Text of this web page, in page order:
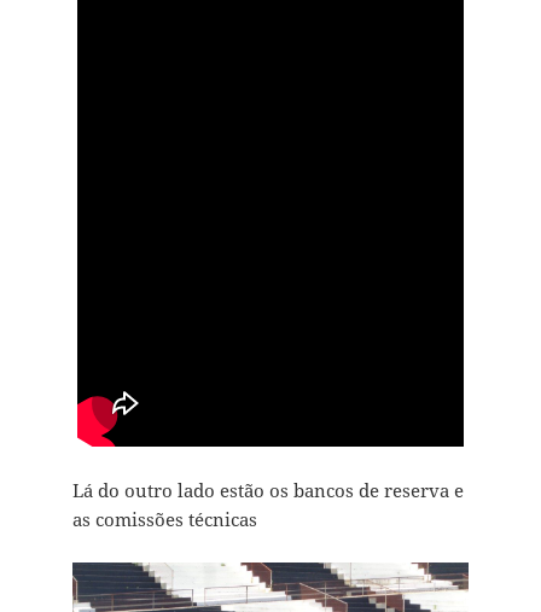
Lá do outro lado estão os bancos de reserva e
as comissões técnicas